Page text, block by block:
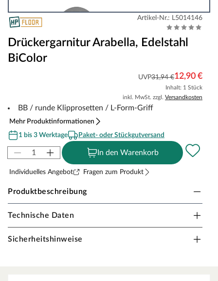
Artikel-Nr.: L5014146
Drückergarnitur Arabella, Edelstahl
BiColor
UVP31,94 €12,90 €
Inhalt: 1 Stück
inkl. MwSt. zzgl. Versandkosten
BB / runde Klipprosetten / L-Form-Griff
Mehr Produktinformationen
1 bis 3 Werktage
Paket- oder Stückgutversand
In den Warenkorb
Individuelles Angebot Fragen zum Produkt
Produktbeschreibung
Drückergarnitur Arabella, Edelstahl BiColor
Drückergarnitur in Buntbartausführung mit rundem L-
Form-Griff und runden Klipprosetten, BiColor-Edelstahl
Technische Daten
Sicherheitshinweise